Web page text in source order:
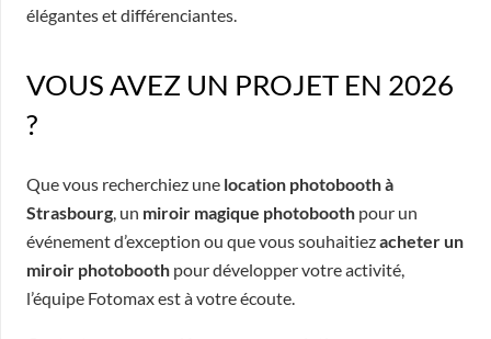
élégantes et différenciantes.
VOUS AVEZ UN PROJET EN 2026
?
Que vous recherchiez une location photobooth à
Strasbourg, un miroir magique photobooth pour un
événement d’exception ou que vous souhaitiezacheter un
miroir photobooth pour développer votre activité,
l’équipe Fotomax est à votre écoute.